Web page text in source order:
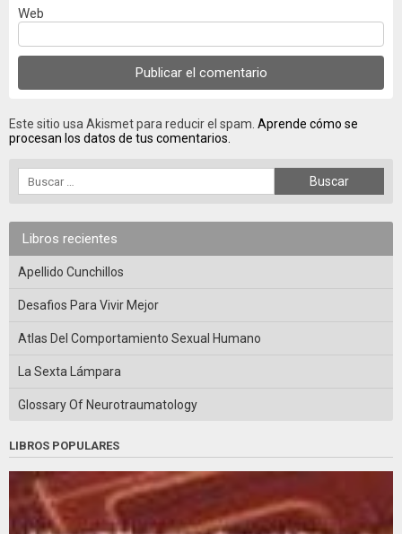
Web
Este sitio usa Akismet para reducir el spam. Aprende cómo se
procesan los datos de tus comentarios.
Libros recientes
Apellido Cunchillos
Desafios Para Vivir Mejor
Atlas Del Comportamiento Sexual Humano
La Sexta Lámpara
Glossary Of Neurotraumatology
LIBROS POPULARES